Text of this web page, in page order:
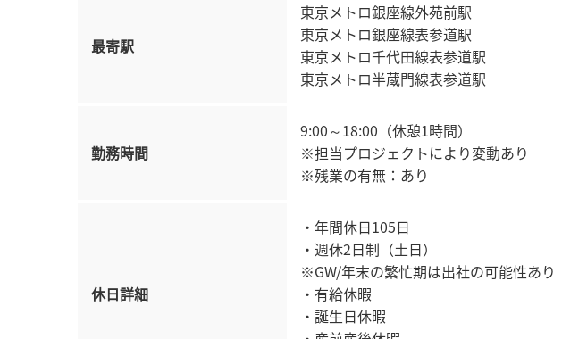
最寄駅
東京メトロ銀座線外苑前駅
東京メトロ銀座線表参道駅
東京メトロ千代田線表参道駅
東京メトロ半蔵門線表参道駅
勤務時間
9:00～18:00（休憩1時間）
※担当プロジェクトにより変動あり
※残業の有無：あり
休日詳細
・年間休日105日
・週休2日制（土日）
※GW/年末の繁忙期は出社の可能性あり
・有給休暇
・誕生日休暇